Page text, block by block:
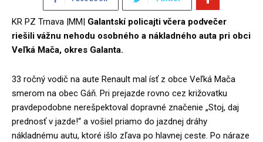
KR PZ Trnava |MM| Galantskí policajti včera podvečer
riešili vážnu nehodu osobného a nákladného auta pri obci
Veľká Mača, okres Galanta.
33 ročný vodič na aute Renault mal ísť z obce Veľká Mača
smerom na obec Gáň. Pri prejazde rovno cez križovatku
pravdepodobne nerešpektoval dopravné značenie „Stoj, daj
prednosť v jazde!“ a vošiel priamo do jazdnej dráhy
nákladnému autu, ktoré išlo zľava po hlavnej ceste. Po náraze